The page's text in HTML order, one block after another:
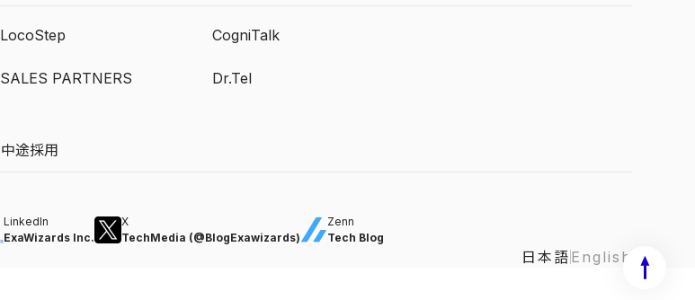
LocoStep CogniTalk
SALES PARTNERS Dr.Tel
中途採用
LinkedIn
ExaWizards Inc.
X
TechMedia (@BlogExawizards)
Zenn
Tech Blog
日本語 English